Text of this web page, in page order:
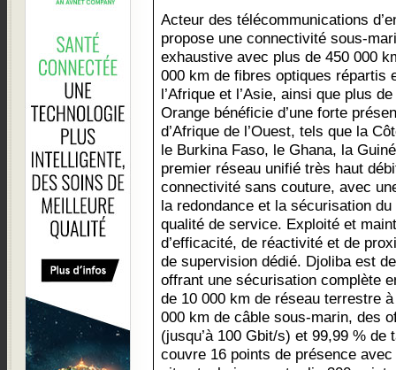
Acteur des télécommunications
propose une connectivité sous-
exhaustive avec plus de 450 000
000 km de fibres optiques répartis
l’Afrique et l’Asie, ainsi que plus
Orange bénéficie d’une forte
d’Afrique de l’Ouest, tels que la
le Burkina Faso, le Ghana, la
premier réseau unifié très haut
connectivité sans couture, avec
la redondance et la sécurisation
qualité de service. Exploité et
d’efficacité, de réactivité et de
de supervision dédié. Djoliba est
offrant une sécurisation complète
de 10 000 km de réseau terrestre
000 km de câble sous-marin, des
(jusqu’à 100 Gbit/s) et 99,99 %
couvre 16 points de présence